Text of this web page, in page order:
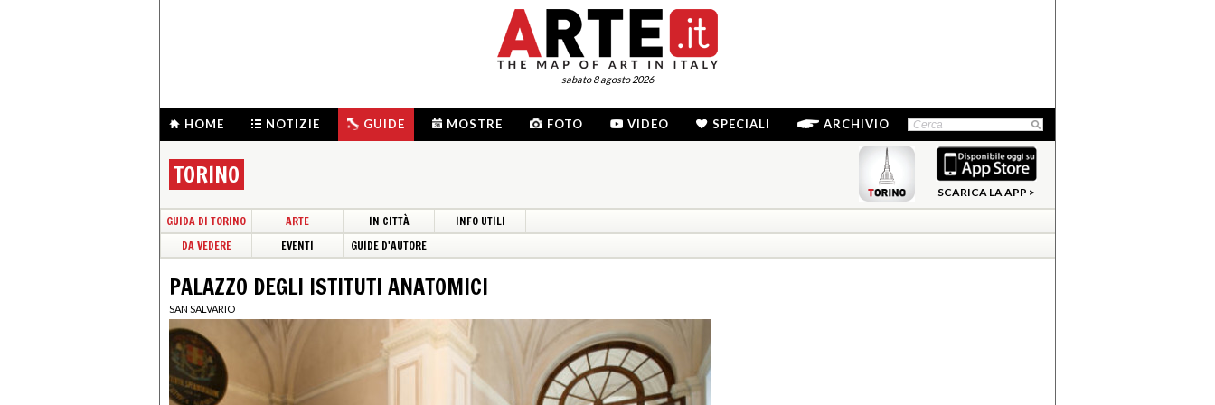
sabato 8 agosto 2026
HOME NOTIZIE GUIDE MOSTRE FOTO VIDEO SPECIALI ARCHIVIO
TORINO
SCARICA LA APP >
GUIDA DI TORINO ARTE IN CITTÀ
INFO UTILI
DA VEDERE
EVENTI GUIDE D'AUTORE
PALAZZO DEGLI ISTITUTI ANATOMICI
SAN SALVARIO